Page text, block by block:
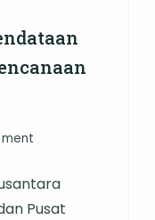
dan
Pusat